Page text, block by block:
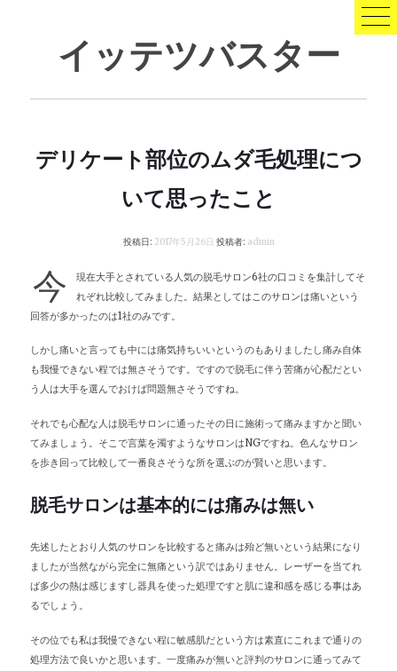
イッテツバスター
デリケート部位のムダ毛処理につ
いて思ったこと
投稿日: 2017年5月26日 投稿者: admin
今
現在大手とされている人気の脱毛サロン6社の口コミを集計してそ
れぞれ比較してみました。結果としてはこのサロンは痛いという
回答が多かったのは1社のみです。
しかし痛いと言っても中には痛気持ちいいというのもありましたし痛み自体
も我慢できない程では無さそうです。ですので脱毛に伴う苦痛が心配だとい
う人は大手を選んでおけば問題無さそうですね。
それでも心配な人は脱毛サロンに通ったその日に施術って痛みますかと聞い
てみましょう。そこで言葉を濁すようなサロンはNGですね。色んなサロン
を歩き回って比較して一番良さそうな所を選ぶのが賢いと思います。
脱毛サロンは基本的には痛みは無い
先述したとおり人気のサロンを比較すると痛みは殆ど無いという結果になり
ましたが当然ながら完全に無痛という訳ではありません。レーザーを当てれ
ば多少の熱は感じますし器具を使った処理ですと肌に違和感を感じる事はあ
るでしょう。
その位でも私は我慢できない程に敏感肌だという方は素直にこれまで通りの
処理方法で良いかと思います。一度痛みが無いと評判のサロンに通ってみて